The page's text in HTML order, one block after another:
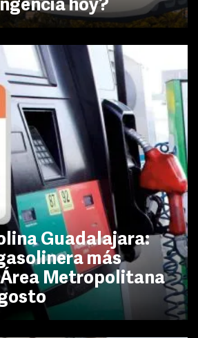
hoy?
Guadalajara:
más
Metropolitana